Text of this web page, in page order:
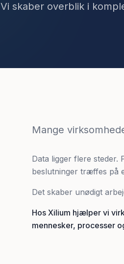
Vi skaber overblik i
Mange
Data ligger flere steder.
beslutninger træffes på
Det skaber unødigt
Hos Xilium hjælper vi
mennesker, processer